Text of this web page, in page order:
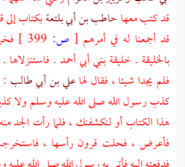
قد كتب معهاحاطب بن أبي بلتعةبكتاب إلى
قد أجمعنا له في أمرهم [ ص:
بالخليقة . خليقة بني أبي أحمد . فاستنزلاها
فلم يجدا شيئا ، فقال لهاعلي بن أبي طالب :
كذب رسول الله صلى الله عليه وسلم ولا
هذا الكتاب أو لنكشفنك ، فلما رأت الجد
فأعرض ، فحلت قرون رأسها ،